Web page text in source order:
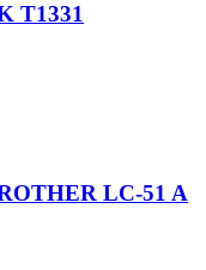
T1331
LC-51 A